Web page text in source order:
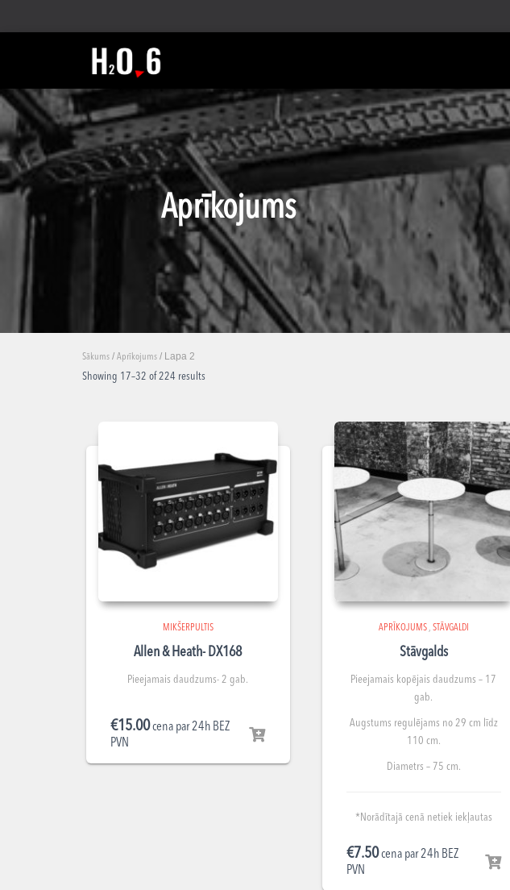
Aprīkojums
Sākums / Aprīkojums / Lapa 2
Showing 17–32 of 224 results
MIKŠERPULTIS
Allen & Heath- DX168
Pieejamais daudzums- 2 gab.
€15.00cena par 24h BEZ
PVN
APRĪKOJUMS, STĀVGALDI
Stāvgalds
Pieejamais kopējais daudzums – 17
gab.
Augstums regulējams no 29 cm līdz
110 cm.
Diametrs – 75 cm.
*Norādītajā cenā netiek iekļautas
demontāžas izmaksas. Summa
€7.50cena par 24h BEZ
PVN